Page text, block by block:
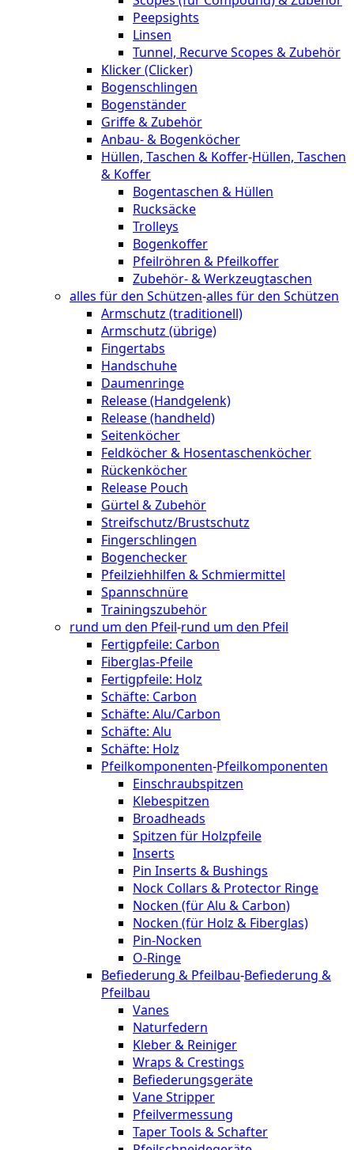
Peepsights
Linsen
Tunnel, Recurve Scopes & Zubehör
Klicker (Clicker)
Bogenschlingen
Bogenständer
Griffe & Zubehör
Anbau- & Bogenköcher
Hüllen, Taschen & Koffer-Hüllen, Taschen
& Koffer
Bogentaschen & Hüllen
Rucksäcke
Trolleys
Bogenkoffer
Pfeilröhren & Pfeilkoffer
Zubehör- & Werkzeugtaschen
alles für den Schützen-alles für den Schützen
Armschutz (traditionell)
Armschutz (übrige)
Fingertabs
Handschuhe
Daumenringe
Release (Handgelenk)
Release (handheld)
Seitenköcher
Feldköcher & Hosentaschenköcher
Rückenköcher
Release Pouch
Gürtel & Zubehör
Streifschutz/Brustschutz
Fingerschlingen
Bogenchecker
Pfeilziehhilfen & Schmiermittel
Spannschnüre
Trainingszubehör
rund um den Pfeil-rund um den Pfeil
Fertigpfeile: Carbon
Fiberglas-Pfeile
Fertigpfeile: Holz
Schäfte: Carbon
Schäfte: Alu/Carbon
Schäfte: Alu
Schäfte: Holz
Pfeilkomponenten-Pfeilkomponenten
Einschraubspitzen
Klebespitzen
Broadheads
Spitzen für Holzpfeile
Inserts
Pin Inserts & Bushings
Nock Collars & Protector Ringe
Nocken (für Alu & Carbon)
Nocken (für Holz & Fiberglas)
Pin-Nocken
O-Ringe
Befiederung & Pfeilbau-Befiederung &
Pfeilbau
Vanes
Naturfedern
Kleber & Reiniger
Wraps & Crestings
Befiederungsgeräte
Vane Stripper
Pfeilvermessung
Taper Tools & Schafter